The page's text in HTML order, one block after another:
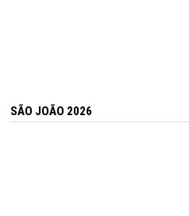
SÃO JOÃO 2026